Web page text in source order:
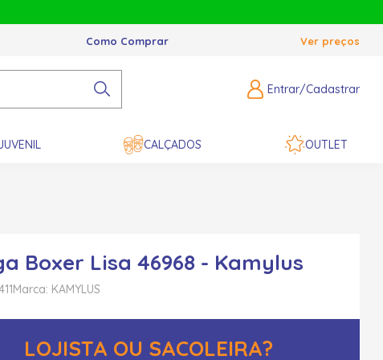
Como Comprar Ver preços
Entrar/Cadastrar
CALÇADOS OUTLET
Boxer Lisa 46968 - Kamylus
Marca: KAMYLUS
LOJISTA OU SACOLEIRA?